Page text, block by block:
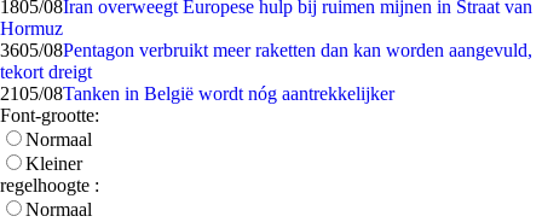
1805/08Iran overweegt Europese hulp bij ruimen mijnen in Straat van
Hormuz
3605/08Pentagon verbruikt meer raketten dan kan worden aangevuld,
tekort dreigt
2105/08Tanken in België wordt nóg aantrekkelijker
Font-grootte:
Normaal
Kleiner
regelhoogte :
Normaal